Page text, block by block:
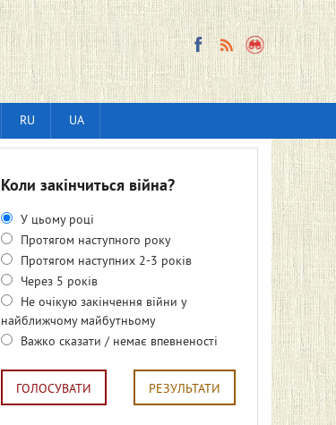
RU UA
Коли закінчиться війна?
У цьому році
Протягом наступного року
Протягом наступних 2-3 років
Через 5 років
Не очікую закінчення війни у
найближчому майбутньому
Важко сказати / немає впевненості
ГОЛОСУВАТИ РЕЗУЛЬТАТИ